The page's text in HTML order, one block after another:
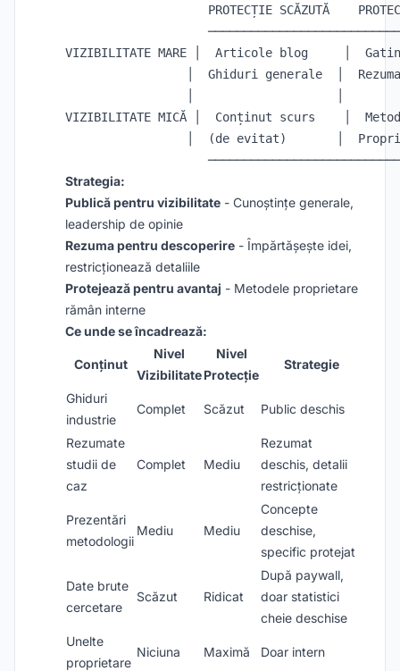
PROTECȚIE SCĂZUTĂ
VIZIBILITATE MARE │  Articole blog     │
│  Ghiduri generale  │
VIZIBILITATE MICĂ │  Conținut scurs    │
│  (de evitat)       │
Strategia:
Publică pentru vizibilitate - Cunoștințe generale,
leadership de opinie
Rezuma pentru descoperire - Împărtășește idei,
restricționează detaliile
Protejează pentru avantaj - Metodele proprietare
rămân interne
Ce unde se încadrează:
Conținut
Nivel
Vizibilitate
Nivel
Protecție
Strategie
Ghiduri
industrie
Complet Scăzut Public deschis
Rezumate
studii de
caz
Complet Mediu
Rezumat
deschis, detalii
restricționate
Prezentări
metodologii
Mediu Mediu
Concepte
deschise,
specific protejat
Date brute
cercetare
Scăzut Ridicat
După paywall,
doar statistici
cheie deschise
Unelte
proprietare
Niciuna Maximă Doar intern